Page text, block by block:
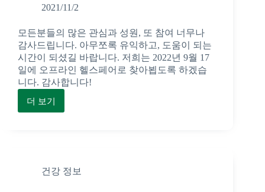
2021/11/2
모든분들의 많은 관심과 성원, 또 참여 너무나
감사드립니다. 아무쪼록 유익하고, 도움이 되는
시간이 되셨길 바랍니다. 저희는 2022년 9월 17
일에 오프라인 헬스페어로 찾아뵙도록 하겠습
니다. 감사합니다!
더 보기
2021
한
건강 정보